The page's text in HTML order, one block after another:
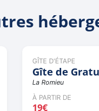
GÎTE D'ÉTAPE
Gîte de
La Romieu
À PARTIR DE
19€